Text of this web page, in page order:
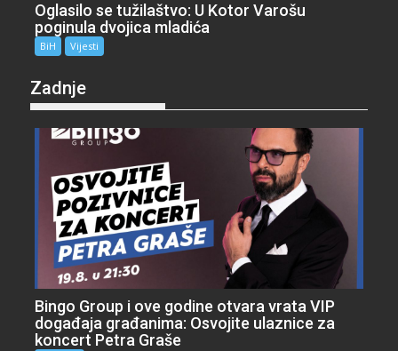
Oglasilo se tužilaštvo: U Kotor Varošu
poginula dvojica mladića
BiH Vijesti
Zadnje
Bingo Group i ove godine otvara vrata VIP
događaja građanima: Osvojite ulaznice za
koncert Petra Graše